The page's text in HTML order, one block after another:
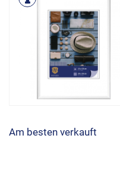
Am besten verkauft